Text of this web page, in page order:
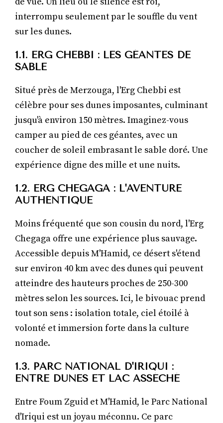
interrompu seulement par le souffle du vent
sur les dunes.
1.1. ERG CHEBBI : LES GÉANTES DE
SABLE
Situé près de Merzouga, l'Erg Chebbi est
célèbre pour ses dunes imposantes, culminant
jusqu'à environ 150 mètres. Imaginez-vous
camper au pied de ces géantes, avec un
coucher de soleil embrasant le sable doré. Une
expérience digne des mille et une nuits.
1.2. ERG CHEGAGA : L'AVENTURE
AUTHENTIQUE
Moins fréquenté que son cousin du nord, l'Erg
Chegaga offre une expérience plus sauvage.
Accessible depuis M'Hamid, ce désert s'étend
sur environ 40 km avec des dunes qui peuvent
atteindre des hauteurs proches de 250-300
mètres selon les sources. Ici, le bivouac prend
tout son sens : isolation totale, ciel étoilé à
volonté et immersion forte dans la culture
nomade.
1.3. PARC NATIONAL D'IRIQUI :
ENTRE DUNES ET LAC ASSÉCHÉ
Entre Foum Zguid et M'Hamid, le Parc National
d'Iriqui est un joyau méconnu. Ce parc